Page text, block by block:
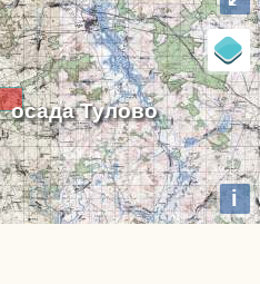
осада Тулово
i